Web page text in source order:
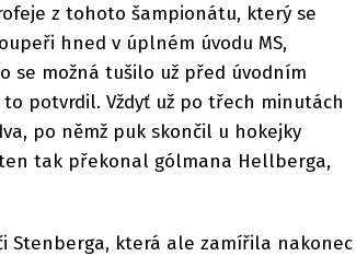
z tohoto šampionátu, který se
hned v úplném úvodu MS,
se možná tušilo už před úvodním
potvrdil. Vždyť už po třech minutách
po němž puk skončil u hokejky
tak překonal gólmana Hellberga,
Stenberga, která ale zamířila nakonec